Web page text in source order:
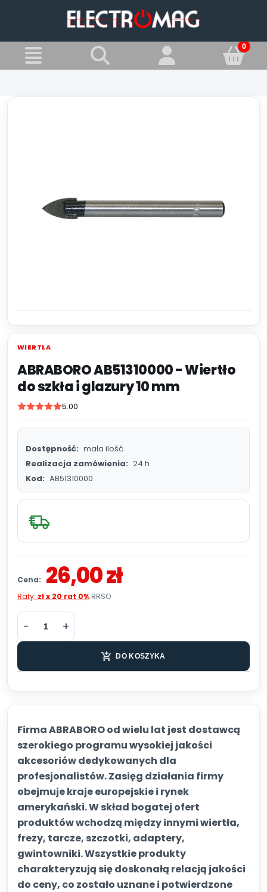
Wiertła
WIERTŁA
ABRABORO AB51310000 - Wiertło
do szkła i glazury 10 mm
5.00
Dostępność: mała ilość
Realizacja zamówienia: 24 h
Kod: AB51310000
Cena: 26,00 zł
Raty: zł x 20 rat 0% RRSO
DO KOSZYKA
Firma ABRABORO od wielu lat jest dostawcą
szerokiego programu wysokiej jakości
akcesoriów dedykowanych dla
profesjonalistów. Zasięg działania firmy
obejmuje kraje europejskie i rynek
amerykański. W skład bogatej ofert
produktów wchodzą między innymi wiertła,
frezy, tarcze, szczotki, adaptery,
gwintowniki. Wszystkie produkty
charakteryzują się doskonałą relacją jakości
do ceny, co zostało uznane i potwierdzone